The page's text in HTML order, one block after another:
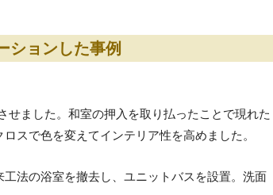
ションした事例
ました。和室の押入を取り払ったことで現れた
スで色を変えてインテリア性を高めました。
法の浴室を撤去し、ユニットバスを設置。洗面